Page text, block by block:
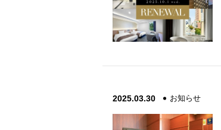
2025.03.30 お知らせ